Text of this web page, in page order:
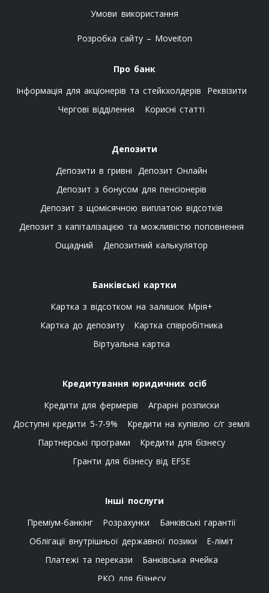
Умови використання
Розробка сайту – Moveiton
Про банк
Інформація для акціонерів та стейкхолдерів
Реквізити
Чергові відділення
Корисні статті
Депозити
Депозити в гривні Депозит Онлайн
Депозит з бонусом для пенсіонерів
Депозит з щомісячною виплатою відсотків
Депозит з капіталізацією та можливістю поповнення
Ощадний
Депозитний калькулятор
Банківські картки
Картка з відсотком на залишок Мрія+
Картка до депозиту
Картка співробітника
Віртуальна картка
Кредитування юридичних осіб
Кредити для фермерів
Аграрні розписки
Доступні кредити 5-7-9%
Кредити на купівлю с/г землі
Партнерські програми
Кредити для бізнесу
Гранти для бізнесу від EFSE
Інші послуги
Преміум-банкінг
Розрахунки
Банківські гарантії
Облігації внутрішньої державної позики
E-ліміт
Платежі та перекази
Банківська ячейка
РКО для бізнесу